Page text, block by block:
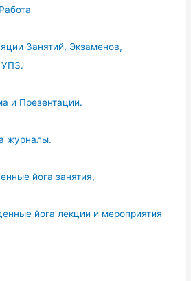
Занятий, Экзаменов,
УПЗ.
и Презентации.
журналы.
йога занятия,
йога лекции и мероприятия